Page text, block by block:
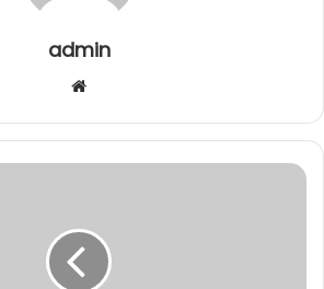
admin
b
s
e